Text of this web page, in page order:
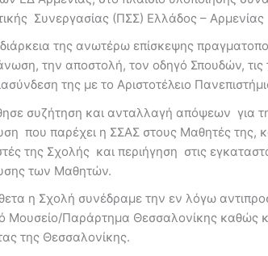
Συνεργασίας (ΠΣΣ) Ελλάδος – Αρμενίας
της ανωτέρω επίσκεψης
την αποστολή, τον οδηγό Σπουδών, τις
της με το Αριστοτέλειο
συζήτηση και ανταλλαγή απόψεων για
που παρέχει η ΣΣΑΣ στους Μαθητές της,
της Σχολής και περιήγηση στις
των Μαθητών.
η Σχολή συνέδραμε την εν λόγω
Μουσείο/Παράρτημα Θεσσαλονίκης καθώς
της Θεσσαλονίκης.